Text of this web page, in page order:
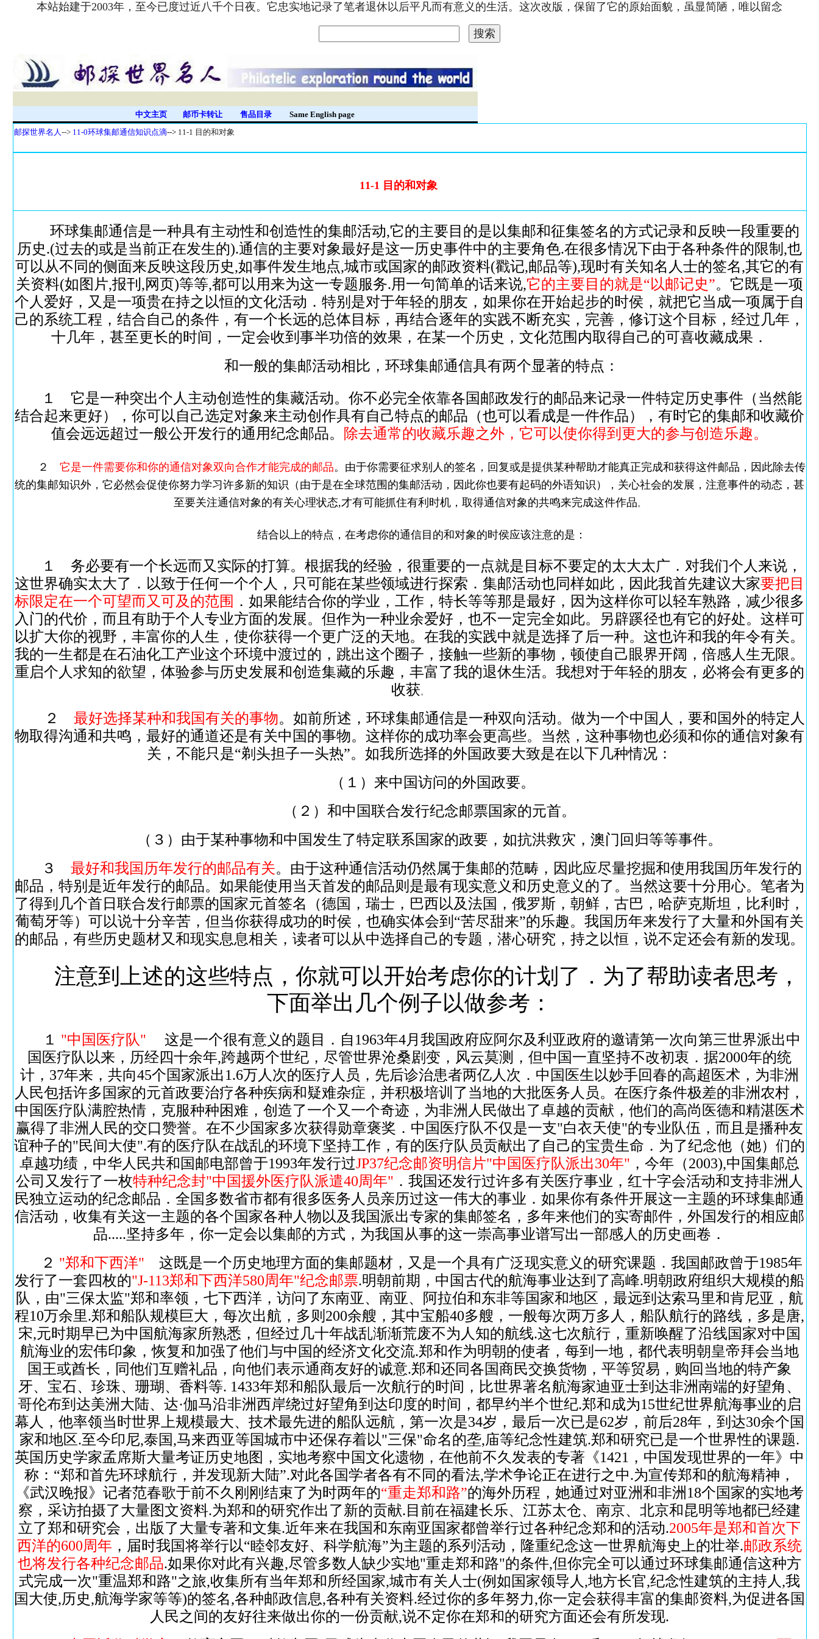
本站始建于2003年，至今已度过近八千个日夜。它忠实地记录了笔者退休以后平凡而有意义的生活。这次改版，保留了它的原始面貌，虽显简陋，唯以留念
中文主页 邮币卡转让 售品目录
Same English page
邮探世界名人--> 11-0环球集邮通信知识点滴--> 11-1 目的和对象
11-1 目的和对象
环球集邮通信是一种具有主动性和创造性的集邮活动,它的主要目的是以集邮和征集签名的方式记录和反映一段重要的
历史.(过去的或是当前正在发生的).通信的主要对象最好是这一历史事件中的主要角色.在很多情况下由于各种条件的限制,也
可以从不同的侧面来反映这段历史,如事件发生地点,城市或国家的邮政资料(戳记,邮品等),现时有关知名人士的签名,其它的有
关资料(如图片,报刊,网页)等等,都可以用来为这一专题服务.用一句简单的话来说,它的主要目的就是“以邮记史”。它既是一项
个人爱好，又是一项贵在持之以恒的文化活动．特别是对于年轻的朋友，如果你在开始起步的时侯，就把它当成一项属于自
己的系统工程，结合自己的条件，有一个长远的总体目标，再结合逐年的实践不断充实，完善，修订这个目标，经过几年，
十几年，甚至更长的时间，一定会收到事半功倍的效果，在某一个历史，文化范围内取得自己的可喜收藏成果．
和一般的集邮活动相比，环球集邮通信具有两个显著的特点：
１ 它是一种突出个人主动创造性的集藏活动。你不必完全依靠各国邮政发行的邮品来记录一件特定历史事件（当然能
结合起来更好），你可以自己选定对象来主动创作具有自己特点的邮品（也可以看成是一件作品），有时它的集邮和收藏价
值会远远超过一般公开发行的通用纪念邮品。 除去通常的收藏乐趣之外，它可以使你得到更大的参与创造乐趣。
２ 它是一件需要你和你的通信对象双向合作才能完成的邮品。由于你需要征求别人的签名，回复或是提供某种帮助才能真正完成和获得这件邮品，因此除去传
统的集邮知识外，它必然会促使你努力学习许多新的知识（由于是在全球范围的集邮活动，因此你也要有起码的外语知识），关心社会的发展，注意事件的动态，甚
至要关注通信对象的有关心理状态,才有可能抓住有利时机，取得通信对象的共鸣来完成这件作品。
结合以上的特点，在考虑你的通信目的和对象的时侯应该注意的是：
１ 务必要有一个长远而又实际的打算。根据我的经验，很重要的一点就是目标不要定的太大太广．对我们个人来说，
这世界确实太大了．以致于任何一个个人，只可能在某些领域进行探索．集邮活动也同样如此，因此我首先建议大家要把目
标限定在一个可望而又可及的范围 ．如果能结合你的学业，工作，特长等等那是最好，因为这样你可以轻车熟路，减少很多
入门的代价，而且有助于个人专业方面的发展。但作为一种业余爱好，也不一定完全如此。另辟蹊径也有它的好处。这样可
以扩大你的视野，丰富你的人生，使你获得一个更广泛的天地。在我的实践中就是选择了后一种。这也许和我的年令有关。
我的一生都是在石油化工产业这个环境中渡过的，跳出这个圈子，接触一些新的事物，顿使自己眼界开阔，倍感人生无限。
重启个人求知的欲望，体验参与历史发展和创造集藏的乐趣，丰富了我的退休生活。我想对于年轻的朋友，必将会有更多的
收获。
２ 最好选择某种和我国有关的事物。如前所述，环球集邮通信是一种双向活动。做为一个中国人，要和国外的特定人
物取得沟通和共鸣，最好的通道还是有关中国的事物。这样你的成功率会更高些。当然，这种事物也必须和你的通信对象有
关，不能只是“剃头担子一头热”。如我所选择的外国政要大致是在以下几种情况：
（１）来中国访问的外国政要。
（２）和中国联合发行纪念邮票国家的元首。
（３）由于某种事物和中国发生了特定联系国家的政要，如抗洪救灾，澳门回归等等事件。
３ 最好和我国历年发行的邮品有关。由于这种通信活动仍然属于集邮的范畴，因此应尽量挖掘和使用我国历年发行的
邮品，特别是近年发行的邮品。如果能使用当天首发的邮品则是最有现实意义和历史意义的了。当然这要十分用心。笔者为
了得到几个首日联合发行邮票的国家元首签名（德国，瑞士，巴西以及法国，俄罗斯，朝鲜，古巴，哈萨克斯坦，比利时，
葡萄牙等）可以说十分辛苦，但当你获得成功的时侯，也确实体会到“苦尽甜来”的乐趣。我国历年来发行了大量和外国有关
的邮品，有些历史题材又和现实息息相关，读者可以从中选择自己的专题，潜心研究，持之以恒，说不定还会有新的发现。
注意到上述的这些特点，你就可以开始考虑你的计划了．为了帮助读者思考，
下面举出几个例子以做参考：
１ "中国医疗队" 这是一个很有意义的题目．自1963年4月我国政府应阿尔及利亚政府的邀请第一次向第三世界派出中
国医疗队以来，历经四十余年,跨越两个世纪，尽管世界沧桑剧变，风云莫测，但中国一直坚持不改初衷．据2000年的统
计，37年来，共向45个国家派出1.6万人次的医疗人员，先后诊治患者两亿人次．中国医生以妙手回春的高超医术，为非洲
人民包括许多国家的元首政要治疗各种疾病和疑难杂症，并积极培训了当地的大批医务人员。在医疗条件极差的非洲农村，
中国医疗队满腔热情，克服种种困难，创造了一个又一个奇迹，为非洲人民做出了卓越的贡献，他们的高尚医德和精湛医术
赢得了非洲人民的交口赞誉。在不少国家多次获得勋章褒奖．中国医疗队不仅是一支"白衣天使"的专业队伍，而且是播种友
谊种子的"民间大使".有的医疗队在战乱的环境下坚持工作，有的医疗队员贡献出了自己的宝贵生命．为了纪念他（她）们的
卓越功绩，中华人民共和国邮电部曾于1993年发行过JP37纪念邮资明信片"中国医疗队派出30年" ，今年（2003),中国集邮总
公司又发行了一枚特种纪念封"中国援外医疗队派遣40周年" ．我国还发行过许多有关医疗事业，红十字会活动和支持非洲人
民独立运动的纪念邮品．全国多数省市都有很多医务人员亲历过这一伟大的事业．如果你有条件开展这一主题的环球集邮通
信活动，收集有关这一主题的各个国家各种人物以及我国派出专家的集邮签名，多年来他们的实寄邮件，外国发行的相应邮
品.....坚持多年，你一定会以集邮的方式，为我国从事的这一崇高事业谱写出一部感人的历史画卷．
２ "郑和下西洋" 这既是一个历史地理方面的集邮题材，又是一个具有广泛现实意义的研究课题．我国邮政曾于1985年
发行了一套四枚的"J-113郑和下西洋580周年"纪念邮票.明朝前期，中国古代的航海事业达到了高峰.明朝政府组织大规模的船
队，由"三保太监"郑和率领，七下西洋，访问了东南亚、南亚、阿拉伯和东非等国家和地区，最远到达索马里和肯尼亚，航
程10万余里.郑和船队规模巨大，每次出航，多则200余艘，其中宝船40多艘，一般每次两万多人，船队航行的路线，多是唐,
宋,元时期早已为中国航海家所熟悉，但经过几十年战乱渐渐荒废不为人知的航线.这七次航行，重新唤醒了沿线国家对中国
航海业的宏伟印象，恢复和加强了他们与中国的经济文化交流.郑和作为明朝的使者，每到一地，都代表明朝皇帝拜会当地
国王或酋长，同他们互赠礼品，向他们表示通商友好的诚意.郑和还同各国商民交换货物，平等贸易，购回当地的特产象
牙、宝石、珍珠、珊瑚、香料等. 1433年郑和船队最后一次航行的时间，比世界著名航海家迪亚士到达非洲南端的好望角、
哥伦布到达美洲大陆、达·伽马沿非洲西岸绕过好望角到达印度的时间，都早约半个世纪.郑和成为15世纪世界航海事业的启
幕人，他率领当时世界上规模最大、技术最先进的船队远航，第一次是34岁，最后一次已是62岁，前后28年，到达30余个国
家和地区.至今印尼,泰国,马来西亚等国城市中还保存着以"三保"命名的垄,庙等纪念性建筑.郑和研究已是一个世界性的课题.
英国历史学家孟席斯大量考证历史地图，实地考察中国文化遗物，在他前不久发表的专著《1421，中国发现世界的一年》中
称：“郑和首先环球航行，并发现新大陆”.对此各国学者各有不同的看法,学术争论正在进行之中.为宣传郑和的航海精神，
《武汉晚报》记者范春歌于前不久刚刚结束了为时两年的“重走郑和路”的海外历程，她通过对亚洲和非洲18个国家的实地考
察，采访拍摄了大量图文资料.为郑和的研究作出了新的贡献.目前在福建长乐、江苏太仓、南京、北京和昆明等地都已经建
立了郑和研究会，出版了大量专著和文集.近年来在我国和东南亚国家都曾举行过各种纪念郑和的活动.2005年是郑和首次下
西洋的600周年 ，届时我国将举行以“睦邻友好、科学航海”为主题的系列活动，隆重纪念这一世界航海史上的壮举.邮政系统
也将发行各种纪念邮品.如果你对此有兴趣,尽管多数人缺少实地"重走郑和路"的条件,但你完全可以通过环球集邮通信这种方
式完成一次"重温郑和路"之旅,收集所有当年郑和所经国家,城市有关人士(例如国家领导人,地方长官,纪念性建筑的主持人,我
国大使,历史,航海学家等等)的签名,各种邮政信息,各种有关资料.经过你的多年努力,你一定会获得丰富的集邮资料,为促进各国
人民之间的友好往来做出你的一份贡献,说不定你在郑和的研究方面还会有所发现.